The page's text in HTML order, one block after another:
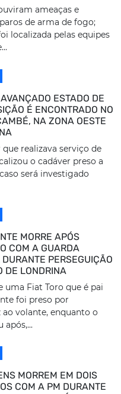
ameaças e
de arma de fogo;
localizada pelas equipes
ESTADO DE
É ENCONTRADO NO
NA ZONA OESTE
realizava serviço de
o cadáver preso a
será investigado
MORRE APÓS
COM A GUARDA
PERSEGUIÇÃO
DE LONDRINA
uma Fiat Toro que é pai
foi preso por
volante, enquanto o
MORREM EM DOIS
COM A PM DURANTE